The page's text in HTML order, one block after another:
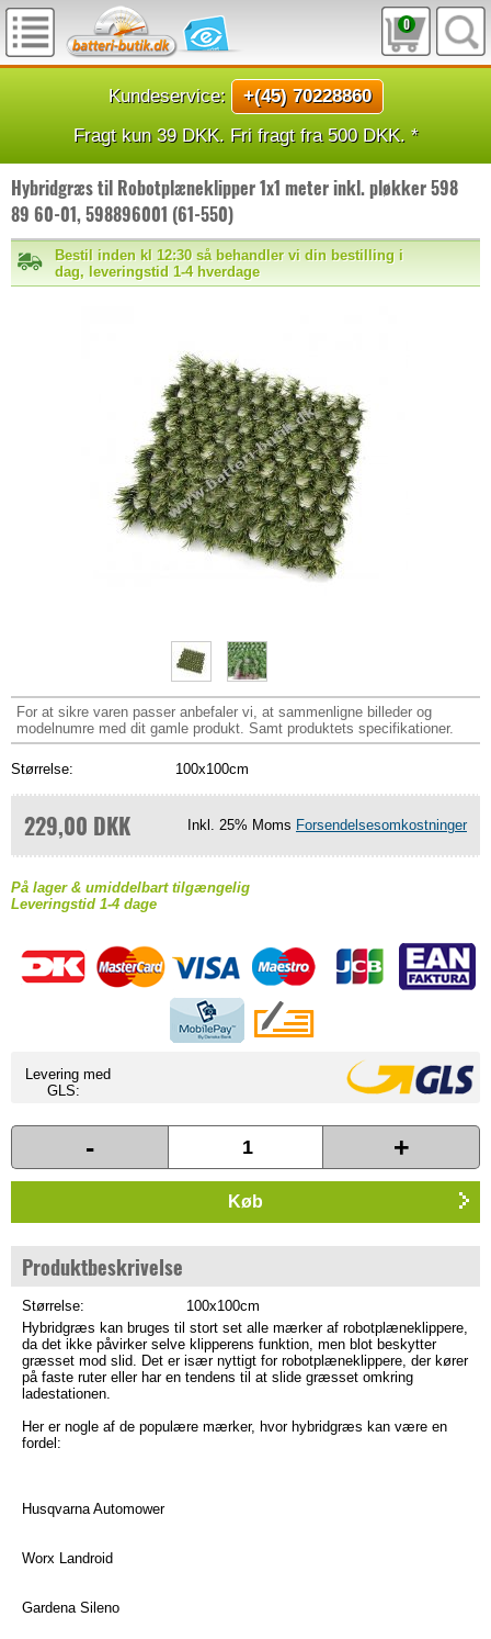
0
Kundeservice:
+(45) 70228860
Fragt kun 39 DKK. Fri fragt fra 500 DKK. *
Hybridgræs til Robotplæneklipper 1x1 meter inkl. pløkker 598
89 60-01, 598896001 (61-550)
Bestil inden kl 12:30 så behandler vi din bestilling i
dag, leveringstid 1-4 hverdage
For at sikre varen passer anbefaler vi, at sammenligne billeder og
modelnumre med dit gamle produkt. Samt produktets specifikationer.
Størrelse: 100x100cm
229,00 DKK Inkl. 25% Moms Forsendelsesomkostninger
På lager & umiddelbart tilgængelig
Leveringstid 1-4 dage
Levering med
GLS:
- +
Køb
Produktbeskrivelse
Størrelse:
100x100cm
Hybridgræs kan bruges til stort set alle mærker af robotplæneklippere,
da det ikke påvirker selve klipperens funktion, men blot beskytter
græsset mod slid. Det er især nyttigt for robotplæneklippere, der kører
på faste ruter eller har en tendens til at slide græsset omkring
ladestationen.
Her er nogle af de populære mærker, hvor hybridgræs kan være en
fordel:
Husqvarna Automower
Worx Landroid
Gardena Sileno